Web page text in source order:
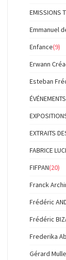
EMISSIONS
Emmanuel
Enfance(9)
Erwann
Esteban
ÉVÉNEMENTS
EXTRAITS
FABRICE
FIFPAN(20)
Franck
Frédéric
Frédéric
Frederika
Gérard